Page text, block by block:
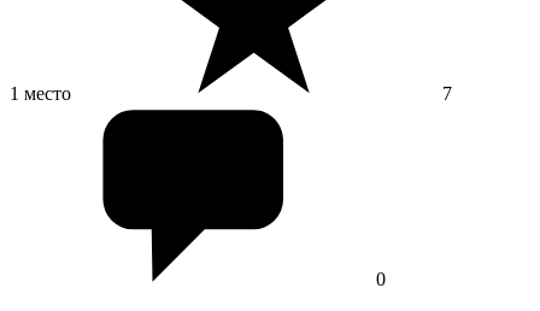
1 место 7
0